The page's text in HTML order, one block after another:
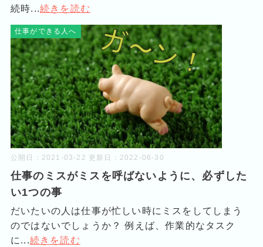
続時...続きを読む
仕事ができる人へ
公開日： 2021-03-22 更新日： 2022-06-30
仕事のミスがミスを呼ばないように、必ずした
い1つの事
だいたいの人は仕事が忙しい時にミスをしてしまう
のではないでしょうか？ 例えば、作業的なタスク
に...続きを読む